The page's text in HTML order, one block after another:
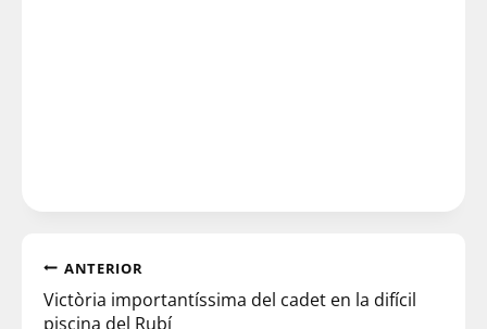
ANTERIOR
Victòria importantíssima del cadet en la difícil
piscina del Rubí